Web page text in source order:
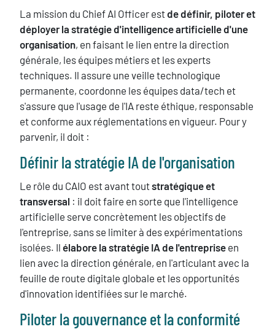
Texte
La mission du Chief AI Officer estde définir, piloter et
déployer la stratégie d'intelligence artificielle d'une
organisation, en faisant le lien entre la direction
générale, les équipes métiers et les experts
techniques. Il assure une veille technologique
permanente, coordonne les équipes data/tech et
s'assure que l'usage de l'IA reste éthique, responsable
et conforme aux réglementations en vigueur. Pour y
parvenir, il doit :
Définir la stratégie IA de l'organisation
Le rôle du CAIO est avant toutstratégique et
transversal : il doit faire en sorte que l'intelligence
artificielle serve concrètement les objectifs de
l'entreprise, sans se limiter à des expérimentations
isolées. Il élabore la stratégie IA de l'entreprise en
lien avec la direction générale, en l'articulant avec la
feuille de route digitale globale et les opportunités
d'innovation identifiées sur le marché.
Piloter la gouvernance et la conformité